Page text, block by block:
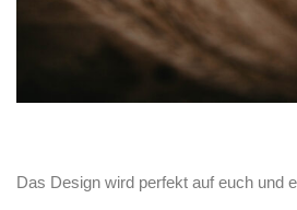
Das Design wird perfekt auf euch und